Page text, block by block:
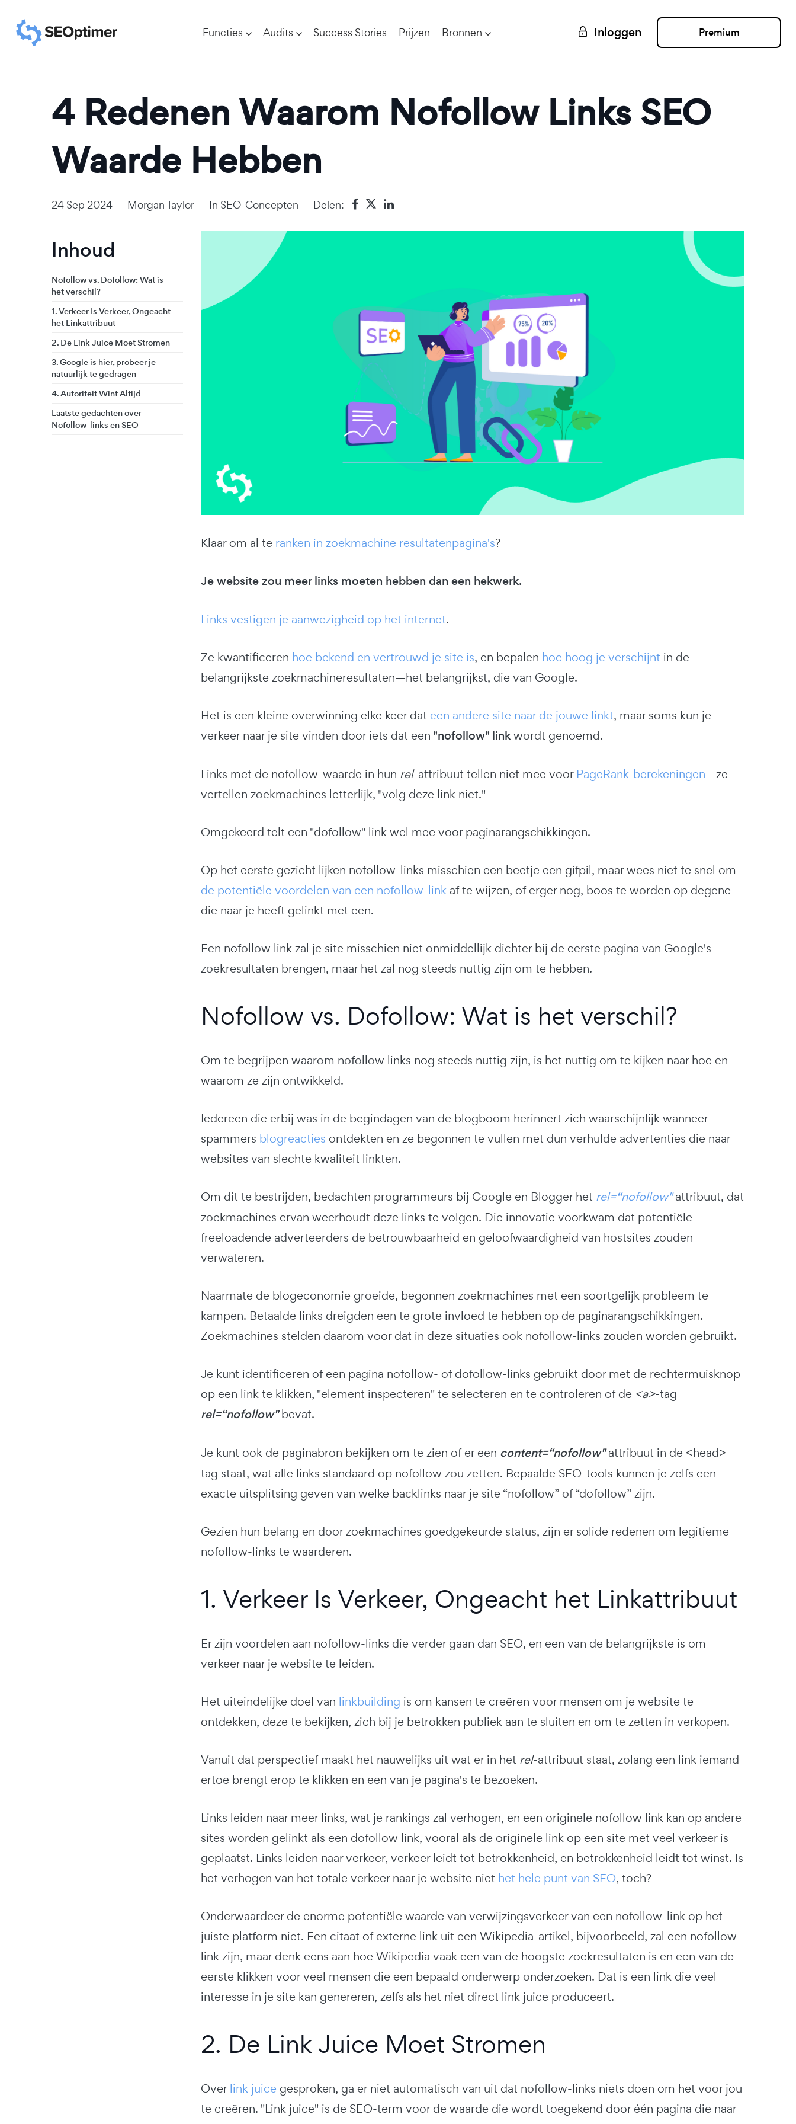
Functies Audits Success Stories Prijzen Bronnen Inloggen Premium
4 Redenen Waarom Nofollow Links SEO
Waarde Hebben
24 Sep 2024 Morgan Taylor In SEO-Concepten Delen:
Inhoud
Nofollow vs. Dofollow: Wat is
het verschil?
1. Verkeer Is Verkeer, Ongeacht
het Linkattribuut
2. De Link Juice Moet Stromen
3. Google is hier, probeer je
natuurlijk te gedragen
4. Autoriteit Wint Altijd
Laatste gedachten over
Nofollow-links en SEO
Klaar om al te ranken in zoekmachine resultatenpagina's?
Je website zou meer links moeten hebben dan een hekwerk.
Links vestigen je aanwezigheid op het internet.
Ze kwantificeren hoe bekend en vertrouwd je site is, en bepalen hoe hoog je verschijnt in de
belangrijkste zoekmachineresultaten—het belangrijkst, die van Google.
Het is een kleine overwinning elke keer dat een andere site naar de jouwe linkt, maar soms kun je
verkeer naar je site vinden door iets dat een "nofollow" linkwordt genoemd.
Links met de nofollow-waarde in hun rel-attribuut tellen niet mee voor PageRank-berekeningen—ze
vertellen zoekmachines letterlijk, "volg deze link niet."
Omgekeerd telt een "dofollow" link wel mee voor paginarangschikkingen.
Op het eerste gezicht lijken nofollow-links misschien een beetje een gifpil, maar wees niet te snel om
de potentiële voordelen van een nofollow-link af te wijzen, of erger nog, boos te worden op degene
die naar je heeft gelinkt met een.
Een nofollow link zal je site misschien niet onmiddellijk dichter bij de eerste pagina van Google's
zoekresultaten brengen, maar het zal nog steeds nuttig zijn om te hebben.
Nofollow vs. Dofollow: Wat is het verschil?
Om te begrijpen waarom nofollow links nog steeds nuttig zijn, is het nuttig om te kijken naar hoe en
waarom ze zijn ontwikkeld.
Iedereen die erbij was in de begindagen van de blogboom herinnert zich waarschijnlijk wanneer
spammers blogreacties ontdekten en ze begonnen te vullen met dun verhulde advertenties die naar
websites van slechte kwaliteit linkten.
Om dit te bestrijden, bedachten programmeurs bij Google en Blogger het rel=“nofollow"attribuut, dat
zoekmachines ervan weerhoudt deze links te volgen. Die innovatie voorkwam dat potentiële
freeloadende adverteerders de betrouwbaarheid en geloofwaardigheid van hostsites zouden
verwateren.
Naarmate de blogeconomie groeide, begonnen zoekmachines met een soortgelijk probleem te
kampen. Betaalde links dreigden een te grote invloed te hebben op de paginarangschikkingen.
Zoekmachines stelden daarom voor dat in deze situaties ook nofollow-links zouden worden gebruikt.
Je kunt identificeren of een pagina nofollow- of dofollow-links gebruikt door met de rechtermuisknop
op een link te klikken, "element inspecteren" te selecteren en te controleren of de <a>-tag
rel=“nofollow"bevat.
Je kunt ook de paginabron bekijken om te zien of er een content=“nofollow"attribuut in de <head>
tag staat, wat alle links standaard op nofollow zou zetten. Bepaalde SEO-tools kunnen je zelfs een
exacte uitsplitsing geven van welke backlinks naar je site “nofollow” of “dofollow” zijn.
Gezien hun belang en door zoekmachines goedgekeurde status, zijn er solide redenen om legitieme
nofollow-links te waarderen.
1. Verkeer Is Verkeer, Ongeacht het Linkattribuut
Er zijn voordelen aan nofollow-links die verder gaan dan SEO, en een van de belangrijkste is om
verkeer naar je website te leiden.
Het uiteindelijke doel van linkbuilding is om kansen te creëren voor mensen om je website te
ontdekken, deze te bekijken, zich bij je betrokken publiek aan te sluiten en om te zetten in verkopen.
Vanuit dat perspectief maakt het nauwelijks uit wat er in het rel-attribuut staat, zolang een link iemand
ertoe brengt erop te klikken en een van je pagina's te bezoeken.
Links leiden naar meer links, wat je rankings zal verhogen, en een originele nofollow link kan op andere
sites worden gelinkt als een dofollow link, vooral als de originele link op een site met veel verkeer is
geplaatst. Links leiden naar verkeer, verkeer leidt tot betrokkenheid, en betrokkenheid leidt tot winst. Is
het verhogen van het totale verkeer naar je website niet het hele punt van SEO, toch?
Onderwaardeer de enorme potentiële waarde van verwijzingsverkeer van een nofollow-link op het
juiste platform niet. Een citaat of externe link uit een Wikipedia-artikel, bijvoorbeeld, zal een nofollow-
link zijn, maar denk eens aan hoe Wikipedia vaak een van de hoogste zoekresultaten is en een van de
eerste klikken voor veel mensen die een bepaald onderwerp onderzoeken. Dat is een link die veel
interesse in je site kan genereren, zelfs als het niet direct link juice produceert.
2. De Link Juice Moet Stromen
Overlink juice gesproken, ga er niet automatisch van uit dat nofollow-links niets doen om het voor jou
te creëren. "Link juice" is de SEO-term voor de waarde die wordt toegekend door één pagina die naar